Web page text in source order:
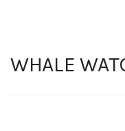
WHALE